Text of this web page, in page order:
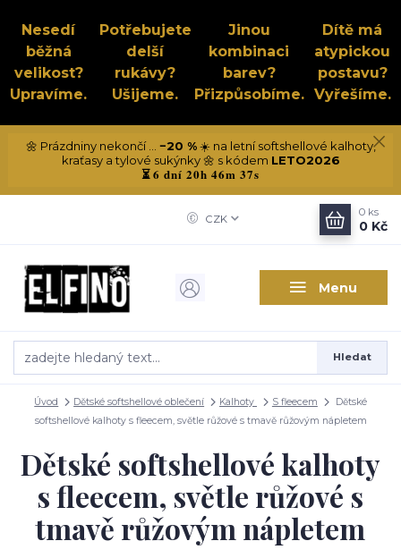
Nesedí
běžná
velikost?
Upravíme.
Potřebujete
delší
rukávy?
Ušijeme.
Jinou
kombinaci
barev?
Přizpůsobíme.
Dítě má
atypickou
postavu?
Vyřešíme.
🌼 Prázdniny nekončí ... −20 %☀️ na letní softshellové kalhoty,
kraťasy a tylové sukýnky 🌼 s kódem LETO2026
⏳6 dní 20h 46m 36s
Menu
CZK
Hledat
0 ks
0 Kč
Úvod Dětské softshellové oblečení Kalhoty S fleecem
Dětské
softshellové kalhoty s fleecem, světle růžové s tmavě růžovým nápletem
Dětské softshellové kalhoty
s fleecem, světle růžové s
tmavě růžovým nápletem